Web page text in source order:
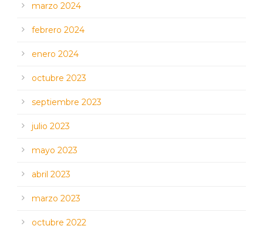
marzo 2024
febrero 2024
enero 2024
octubre 2023
septiembre 2023
julio 2023
mayo 2023
abril 2023
marzo 2023
octubre 2022